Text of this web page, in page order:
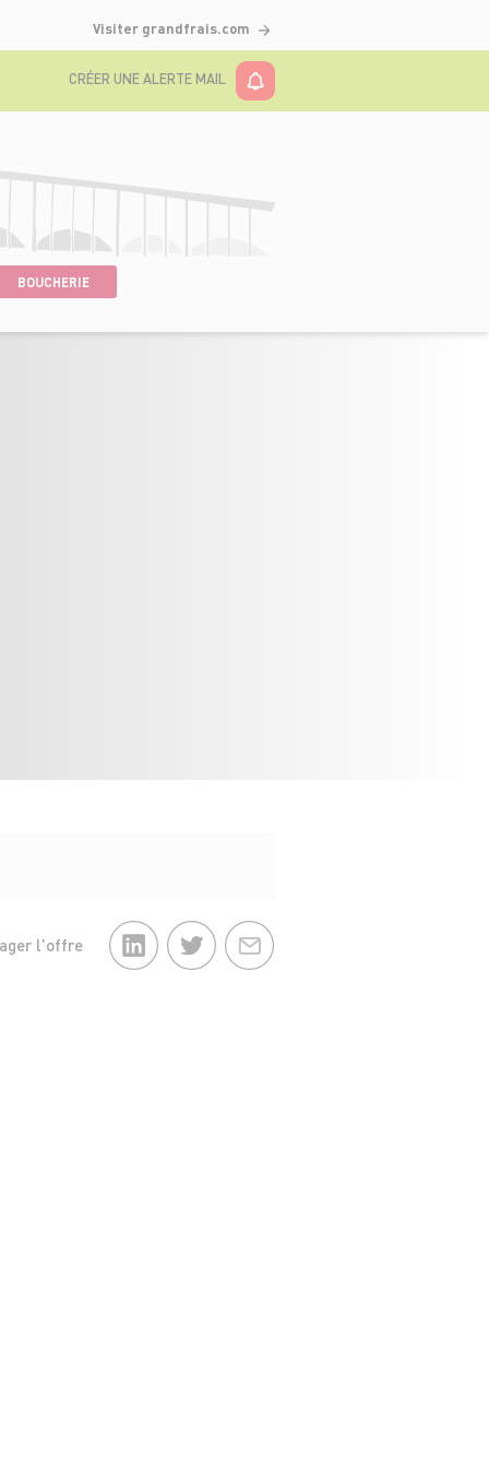
Visiter grandfrais.com
CRÉER UNE ALERTE MAIL
BOUCHERIE
l'offre